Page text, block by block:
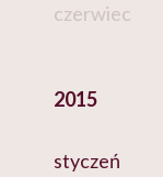
czerwiec
2015
styczeń